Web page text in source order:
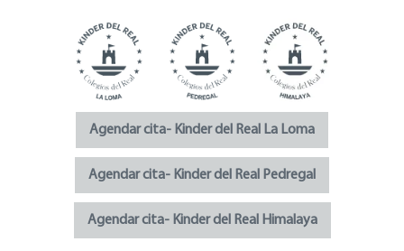
Agendar cita- Kinder del Real La Loma
Agendar cita- Kinder del Real Pedregal
Agendar cita- Kinder del Real Himalaya